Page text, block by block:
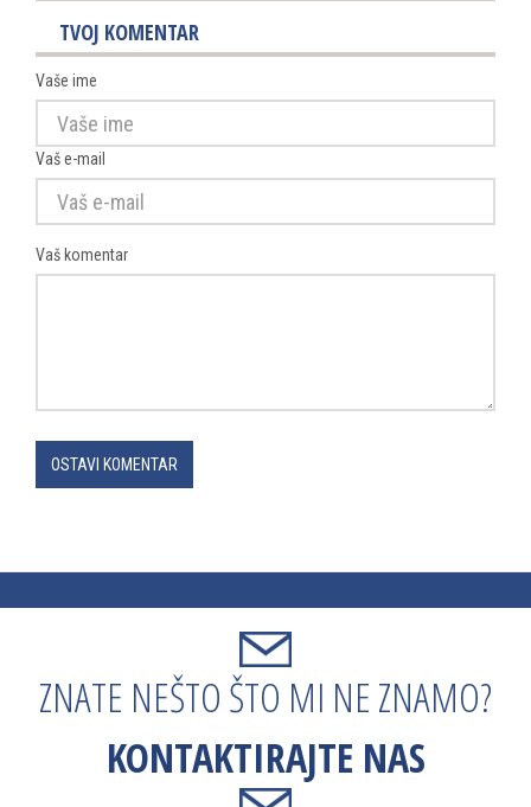
TVOJ KOMENTAR
Vaše ime
Vaš e-mail
Vaš komentar
OSTAVI KOMENTAR
ZNATE NEŠTO ŠTO MI NE ZNAMO?
KONTAKTIRAJTE NAS